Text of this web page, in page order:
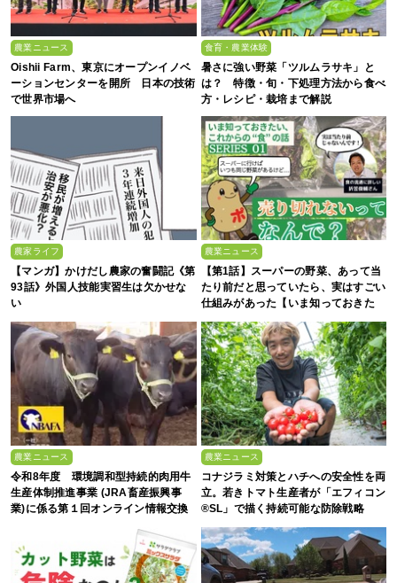
農業ニュース
Oishii Farm、東京にオープンイノベ
ーションセンターを開所 日本の技術
で世界市場へ
食育・農業体験
暑さに強い野菜「ツルムラサキ」と
は？ 特徴・旬・下処理方法から食べ
方・レシピ・栽培まで解説
農家ライフ
【マンガ】かけだし農家の奮闘記《第
93話》外国人技能実習生は欠かせな
い
農業ニュース
【第1話】スーパーの野菜、あって当
たり前だと思っていたら、実はすごい
仕組みがあった【いま知っておきた
い、これからの”食”の話】
農業ニュース
令和8年度 環境調和型持続的肉用牛
生産体制推進事業 (JRA畜産振興事
業)に係る第１回オンライン情報交換
農業ニュース
コナジラミ対策とハチへの安全性を両
立。若きトマト生産者が「エフィコン
®SL」で描く持続可能な防除戦略